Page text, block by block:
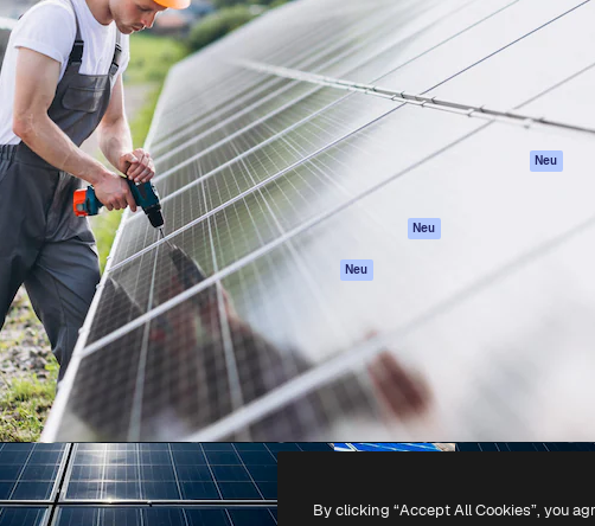
Plattform, um deine beste
verwirklichen. Mehr als 1 Million
unter Kreativen, Unternehmen,
und Studios.
Spaces
KI-Assistent
KI-Bildgenerator
KI-Videogenerator
KI-
Stimmengenerator
Stock-Inhalte
MCP für
Claude/ChatGPT
Neu
Agenten Neu
Alle Magnific-Tools
Academy
Dokumentation
Support
AGB
Neu
© 2010- 2026 Freepik Company S.L.U. Alle Rechte vorbehalten.
By clicking “Accept All Cookies”, you